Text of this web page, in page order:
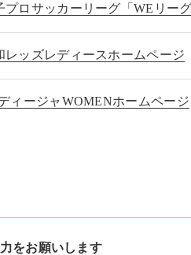
プロサッカーリーグ「WEリー
レッズレディースホームページ
ィージャWOMENホームページ
をお願いします